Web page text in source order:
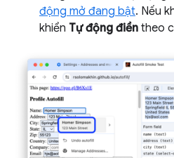
động mở đang bật. Nếu
khiển Tự động điền theo